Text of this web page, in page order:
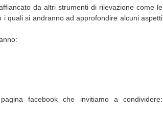
da altri strumenti di rilevazione come le
quali si andranno ad approfondire alcuni aspetti
facebook che invitiamo a condividere: